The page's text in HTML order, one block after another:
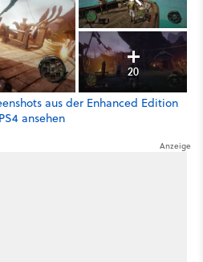
20
aus der Enhanced Edition
ansehen